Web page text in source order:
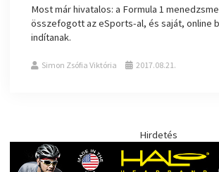
Most már hivatalos: a Formula 1
összefogott az eSports-al, és saját, online
indítanak.
Simon Zsófia Viktória 2017.08.21.
Hirdetés